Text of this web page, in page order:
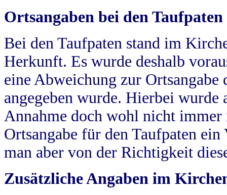
Ortsangaben bei den Taufpaten
Bei den Taufpaten stand im
Herkunft. Es wurde deshalb
eine Abweichung zur
angegeben wurde. Hierbei wurde
Annahme doch wohl nicht
Ortsangabe für den Taufpaten
man aber von der Richtigkeit
Zusätzliche Angaben im